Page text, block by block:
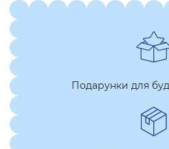
Подарунки для